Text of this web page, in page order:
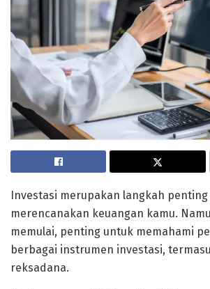
Investasi merupakan langkah penting
merencanakan keuangan kamu.
memulai, penting untuk memahami
berbagai instrumen investasi,
reksadana.